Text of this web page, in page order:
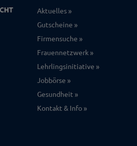
Aktuelles
Gutscheine
Firmensuche
Frauennetzwerk
Lehrlingsinitiative
Jobbörse
Gesundheit
Kontakt & Info